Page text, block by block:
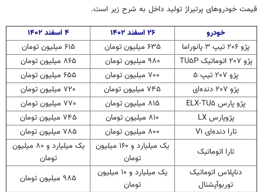
قیمت خودروهای پرتیراژ تولید داخل به شرح زیر است.
خودرو
۲۶ اسفند ۱۴۰۲
۴ اسفند ۱۴۰۲
پژو ۲۰۶ تیپ ۳ پانوراما
۶۳۵ میلیون تومان
۶۱۵ میلیون تومان
پژو ۲۰۷ اتوماتیک TU۵P
۹۸۰ میلیون تومان
۸۶۵ میلیون تومان
پژو ۲۰۷ تیپ ۵
۷۰۰ میلیون تومان
۶۵۵ میلیون تومان
پژو ۲۰۷ دنده‌ای
۷۴۵ میلیون تومان
۷۲۰ میلیون تومان
پژو پارس ELX-TU۵
۸۱۵ میلیون تومان
۷۷۰ میلیون تومان
پژوپارس LX
۸۱۰ میلیون تومان
۷۴۵ میلیون تومان
تارا دنده‌ای V۱
۸۰۰ میلیون تومان
۷۸۵ میلیون تومان
تارا اتوماتیک
یک میلیارد و ۱۶۰ میلیون
تومان
یک میلیارد و ۸۰ میلیون
تومان
دناپلاس اتوماتیک
توربوآپشنال
یک میلیارد و ۱۰ میلیون
تومان
۹۸۵ میلیون تومان